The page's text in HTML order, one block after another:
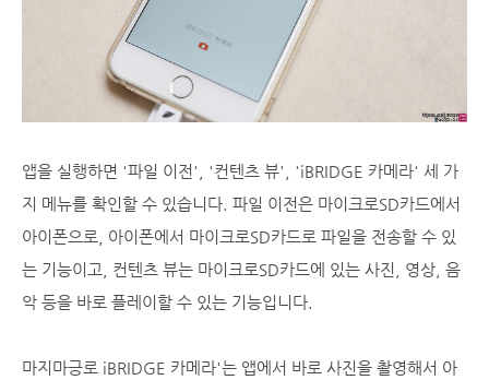
앱을 실행하면 '파일 이전', '컨텐츠 뷰', 'iBRIDGE 카메라' 세 가
지 메뉴를 확인할 수 있습니다. 파일 이전은 마이크로SD카드에서
아이폰으로, 아이폰에서 마이크로SD카드로 파일을 전송할 수 있
는 기능이고, 컨텐츠 뷰는 마이크로SD카드에 있는 사진, 영상, 음
악 등을 바로 플레이할 수 있는 기능입니다.
마지마긍로 iBRIDGE 카메라'는 앱에서 바로 사진을 촬영해서 아